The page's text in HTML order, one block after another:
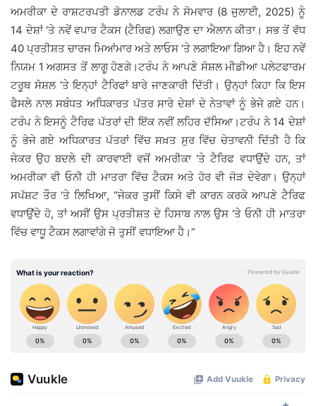
ਅਮਰੀਕਾ ਦੇ ਰਾਸ਼ਟਰਪਤੀ ਡੋਨਾਲਡ ਟਰੰਪ ਨੇ ਸੋਮਵਾਰ (8 ਜੁਲਾਈ, 2025) ਨੂੰ
14 ਦੇਸ਼ਾਂ ‘ਤੇ ਨਵੇਂ ਵਪਾਰ ਟੈਕਸ (ਟੈਰਿਫ) ਲਗਾਉਣ ਦਾ ਐਲਾਨ ਕੀਤਾ। ਸਭ ਤੋਂ ਵੱਧ
40 ਪ੍ਰਤੀਸ਼ਤ ਚਾਰਜ ਮਿਆਂਮਾਰ ਅਤੇ ਲਾਓਸ ‘ਤੇ ਲਗਾਇਆ ਗਿਆ ਹੈ। ਇਹ ਨਵੇਂ
ਨਿਯਮ 1 ਅਗਸਤ ਤੋਂ ਲਾਗੂ ਹੋਣਗੇ।ਟਰੰਪ ਨੇ ਆਪਣੇ ਸੋਸ਼ਲ ਮੀਡੀਆ ਪਲੇਟਫਾਰਮ
ਟਰੂਥ ਸੋਸ਼ਲ ‘ਤੇ ਇਨ੍ਹਾਂ ਟੈਰਿਫਾਂ ਬਾਰੇ ਜਾਣਕਾਰੀ ਦਿੱਤੀ। ਉਨ੍ਹਾਂ ਕਿਹਾ ਕਿ ਇਸ
ਫੈਸਲੇ ਨਾਲ ਸਬੰਧਤ ਅਧਿਕਾਰਤ ਪੱਤਰ ਸਾਰੇ ਦੇਸ਼ਾਂ ਦੇ ਨੇਤਾਵਾਂ ਨੂੰ ਭੇਜੇ ਗਏ ਹਨ।
ਟਰੰਪ ਨੇ ਇਸਨੂੰ ਟੈਰਿਫ ਪੱਤਰਾਂ ਦੀ ਇੱਕ ਨਵੀਂ ਲਹਿਰ ਦੱਸਿਆ।ਟਰੰਪ ਨੇ 14 ਦੇਸ਼ਾਂ
ਨੂੰ ਭੇਜੇ ਗਏ ਅਧਿਕਾਰਤ ਪੱਤਰਾਂ ਵਿੱਚ ਸਖ਼ਤ ਸੁਰ ਵਿੱਚ ਚੇਤਾਵਨੀ ਦਿੱਤੀ ਹੈ ਕਿ
ਜੇਕਰ ਉਹ ਬਦਲੇ ਦੀ ਕਾਰਵਾਈ ਵਜੋਂ ਅਮਰੀਕਾ ‘ਤੇ ਟੈਰਿਫ ਵਧਾਉਂਦੇ ਹਨ, ਤਾਂ
ਅਮਰੀਕਾ ਵੀ ਓਨੀ ਹੀ ਮਾਤਰਾ ਵਿੱਚ ਟੈਕਸ ਅਤੇ ਹੋਰ ਵੀ ਜੋੜ ਦੇਵੇਗਾ। ਉਨ੍ਹਾਂ
ਸਪੱਸ਼ਟ ਤੌਰ ‘ਤੇ ਲਿਖਿਆ, “ਜੇਕਰ ਤੁਸੀਂ ਕਿਸੇ ਵੀ ਕਾਰਨ ਕਰਕੇ ਆਪਣੇ ਟੈਰਿਫ
ਵਧਾਉਂਦੇ ਹੋ, ਤਾਂ ਅਸੀਂ ਉਸ ਪ੍ਰਤੀਸ਼ਤ ਦੇ ਹਿਸਾਬ ਨਾਲ ਉਸ ‘ਤੇ ਓਨੀ ਹੀ ਮਾਤਰਾ
ਵਿੱਚ ਵਾਧੂ ਟੈਕਸ ਲਗਾਵਾਂਗੇ ਜੋ ਤੁਸੀਂ ਵਧਾਇਆ ਹੈ।”